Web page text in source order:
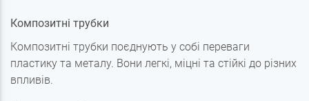
Композитні трубки
Композитні трубки поєднують у собі переваги
пластику та металу. Вони легкі, міцні та стійкі до різних
впливів.